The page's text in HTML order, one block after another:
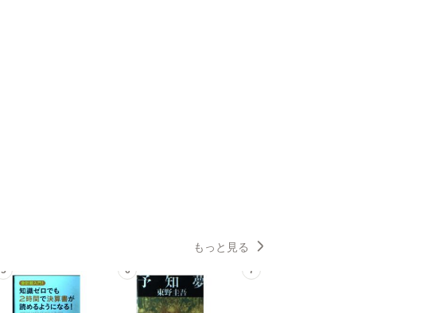
もっと見る
5 6 7